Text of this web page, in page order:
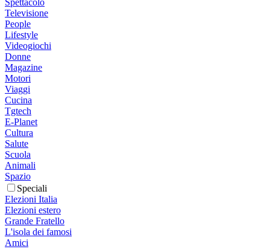
Spettacolo
Televisione
People
Lifestyle
Videogiochi
Donne
Magazine
Motori
Viaggi
Cucina
Tgtech
E-Planet
Cultura
Salute
Scuola
Animali
Spazio
Speciali
Elezioni Italia
Elezioni estero
Grande Fratello
L'isola dei famosi
Amici